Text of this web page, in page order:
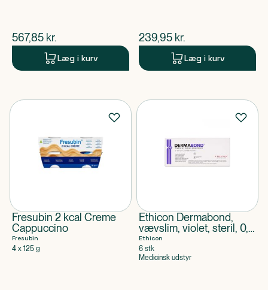
$nuværende pris
567,85 kr.
Læg i kurv
$nuværende pris
239,95 kr.
Læg i kurv
Fresubin 2 kcal Creme
Cappuccino
Fresubin
4 x 125 g
Ethicon Dermabond,
vævslim, violet, steril, 0,5
ml
Ethicon
6 stk
Medicinsk udstyr